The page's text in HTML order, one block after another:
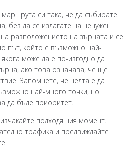
си така, че да събирате
без да се излагате на ненужен
разположението на зърната и се
път, който е възможно най-
може да е по-изгодно да
ако това означава, че ще
Запомнете, че целта е да
най-много точки, но
да бъде приоритет.
подходящия момент.
трафика и предвиждайте